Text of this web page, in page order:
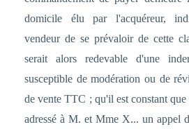
domicile élu par l'acquéreur,
vendeur de se prévaloir de cette
serait alors redevable d'une
susceptible de modération ou de
de vente TTC ; qu'il est constant
adressé à M. et Mme X... un appel